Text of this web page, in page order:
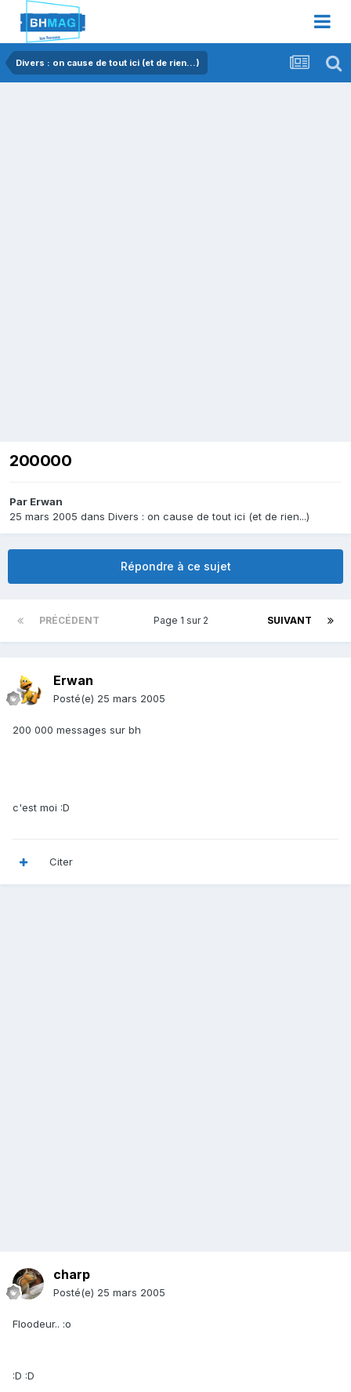
Divers : on cause de tout ici (et de rien...)
200000
Par Erwan
25 mars 2005 dans Divers : on cause de tout ici (et de rien...)
Répondre à ce sujet
PRÉCÉDENT SUIVANT
Page 1 sur 2
Erwan
Posté(e) 25 mars 2005
200 000 messages sur bh
c'est moi :D
Citer
charp
Posté(e) 25 mars 2005
Floodeur.. :o
:D :D